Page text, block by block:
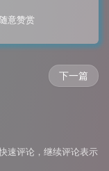
意赞赏
下一篇
速评论，继续评论表示